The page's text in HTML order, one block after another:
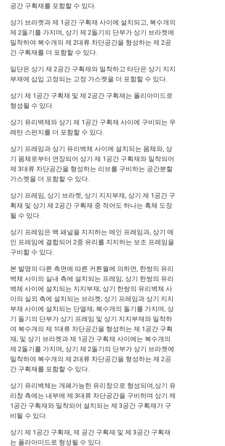
공간 구획재를 포함할 수 있다.
상기 브라켓과 제 1공간 구획재 사이에 설치되고, 복수개의
제 2돌기를 가지며, 상기 제 2돌기의 단부가 상기 브라켓에
밀착하여 복수개의 제 2대류 차단공간을 형성하는 제 2공
간 구획재를 더 포함할 수 있다.
일단은 상기 제 2공간 구획재와 밀착하고 타단은 상기 지지
부재에 삽입 고정되는 고정 가스켓을 더 포함할 수 있다.
상기 제 1공간 구획재 및 제 2공간 구획재는 폴리아미드로
형성될 수 있다.
상기 유리벽체와 상기 제 1공간 구획재 사이에 구비되는 우
레탄 스펀지를 더 포함할 수 있다.
상기 프레임과 상기 유리벽체 사이에 설치되는 몸체와, 상
기 몸체로부터 연장되어 상기 제 1공간 구획재와 밀착되어
제 3대류 차단공간을 형성하는 리브를 구비하는 공간분할
가스켓을 더 포함할 수 있다.
상기 프레임, 상기 브라켓, 상기 지지부재, 상기 제 1공간 구
획재 및 상기 제 2공간 구획재 중 적어도 하나는 흑체 도장
될 수 있다.
상기 프레임은 백 패널을 지지하는 메인 프레임과, 상기 메
인 프레임에 결합되어 2중 유리를 지지하는 보조 프레임을
구비할 수 있다.
본 발명의 다른 측면에 따른 커튼월에 의하면, 한쌍의 유리
벽체 사이의 실내 측에 설치되는 프레임; 상기 한쌍의 유리
벽체 사이에 설치되는 지지부재; 상기 한쌍의 유리벽체 사
이의 실외 측에 설치되는 브라켓; 상기 프레임과 상기 지지
부재 사이에 설치되는 단열재; 복수개의 돌기를 가지며, 상
기 돌기의 단부가 상기 프레임 및 상기 지지부재와 밀착하
여 복수개의 제 1대류 차단공간을 형성하는 제 1공간 구획
재; 및 상기 브라켓과 제 1공간 구획재 사이에는 복수개의
제 2돌기를 가지며, 상기 제 2돌기의 단부가 상기 브라켓에
밀착하여 복수개의 제 2대류 차단공간을 형성하는 제 2공
간 구획재를 포함할 수 있다.
상기 유리벽체는 개폐가능한 유리창으로 형성되며,상기 유
리창 측에는 내부에 제 3대류 차단공간을 구비하며 상기 제
1공간 구획재와 밀착되어 설치되는 제 3공간 구획재가 구
비될 수 있다.
상기 제 1공간 구획재, 제 공간 구획재 및 제 3공간 구획재
는 폴라아미드로 형성될 수 있다.